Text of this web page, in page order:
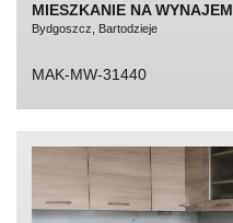
MIESZKANIE NA WYNAJEM
Bydgoszcz, Bartodzieje
MAK-MW-31440